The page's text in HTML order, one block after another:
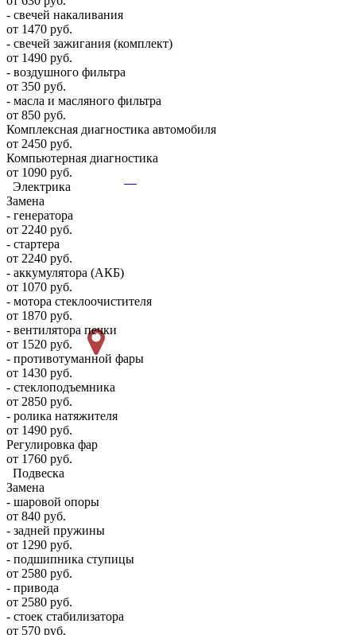
- свечей накаливания
от 1470 руб.
- свечей зажигания (комплект)
от 1490 руб.
- воздушного фильтра
от 350 руб.
- масла и масляного фильтра
от 850 руб.
Комплексная диагностика автомобиля
от 2450 руб.
Компьютерная диагностика
от 1090 руб.
Электрика
Замена
- генератора
от 2240 руб.
- стартера
от 2240 руб.
- аккумулятора (АКБ)
от 1070 руб.
- мотора стеклоочистителя
от 1870 руб.
- вентилятора печки
от 1520 руб.
- противотуманной фары
от 1430 руб.
- стеклоподъемника
от 2850 руб.
- ролика натяжителя
от 1490 руб.
Регулировка фар
от 1760 руб.
Подвеска
Замена
- шаровой опоры
от 840 руб.
- задней пружины
от 1290 руб.
- подшипника ступицы
от 2580 руб.
- привода
от 2580 руб.
- стоек стабилизатора
от 570 руб.